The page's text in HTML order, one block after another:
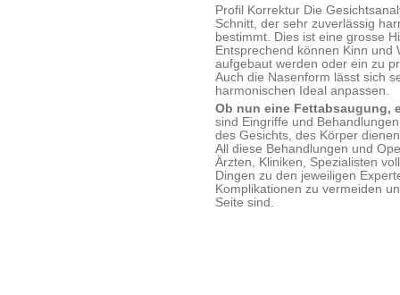
Profil Korrektur Die
Schnitt, der sehr zuverlässig
bestimmt. Dies ist eine grosse
Entsprechend können Kinn
aufgebaut werden oder ein zu
Auch die Nasenform lässt sich
harmonischen Ideal anpassen.
Ob nun eine Fettabsaugung,
sind Eingriffe und
des Gesichts, des Körper
All diese Behandlungen und
Ärzten, Kliniken, Spezialisten
Dingen zu den jeweiligen
Komplikationen zu vermeiden
Seite sind.